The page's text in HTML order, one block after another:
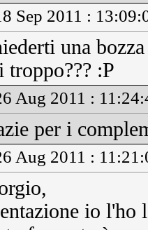
Sep 2011 :
una
troppo??? :P
Aug 2011 :
per i
Aug 2011 :
io l'ho